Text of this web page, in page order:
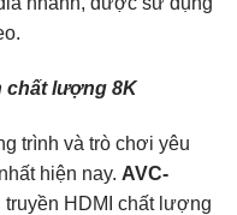
chất lượng 8K
trình và trò chơi yêu
hiện nay. AVC-
HDMI chất lượng